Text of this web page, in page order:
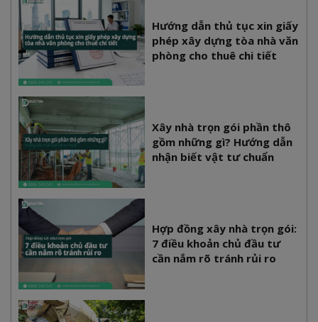
Hướng dẫn thủ tục xin giấy
phép xây dựng tòa nhà văn
phòng cho thuê chi tiết
Xây nhà trọn gói phần thô
gồm những gì? Hướng dẫn
nhận biết vật tư chuẩn
Hợp đồng xây nhà trọn gói:
7 điều khoản chủ đầu tư
cần nắm rõ tránh rủi ro